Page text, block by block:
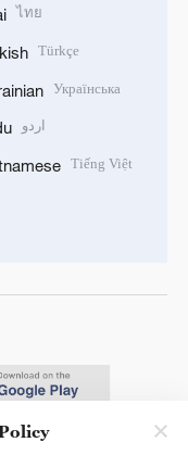
ไทย
Türkçe
Українська
اردو
Tiếng Việt